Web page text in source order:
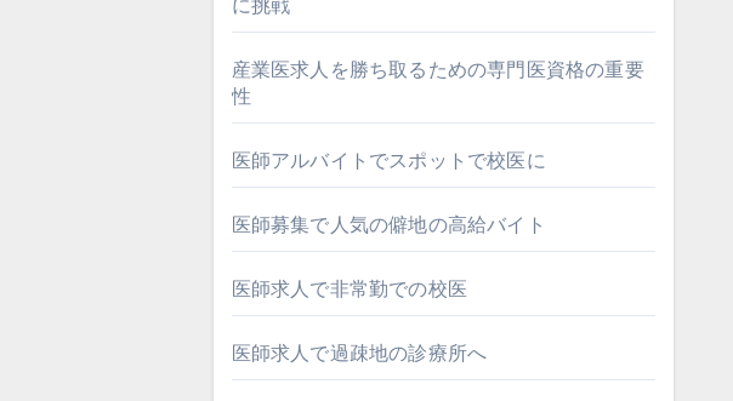
に挑戦
産業医求人を勝ち取るための専門医資格の重要
性
医師アルバイトでスポットで校医に
医師募集で人気の僻地の高給バイト
医師求人で非常勤での校医
医師求人で過疎地の診療所へ